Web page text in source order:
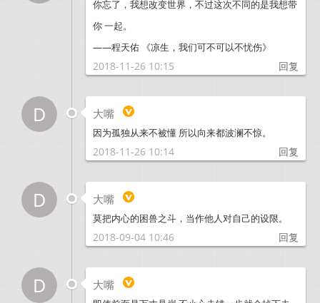
你忘了，我想改变世界，不过这次不同的是我想带
你 一起。
——程天佑 《凉生，我们可不可以不忧伤》
2018-11-26 10:15 回复
D 大嘴
因为孤独从来不被懂 所以向来都波澜不惊。
2018-11-26 10:14 回复
D 大嘴
莫把内心的困兽之斗，当作他人对自己的设限。
2018-09-04 10:46 回复
D 大嘴